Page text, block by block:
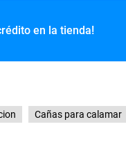
en la tienda!
Cañas para calamar